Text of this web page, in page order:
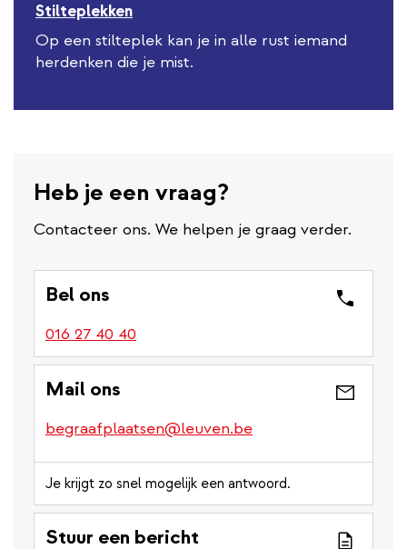
Stilteplekken
Op een stilteplek kan je in alle rust iemand
herdenken die je mist.
Heb je een vraag?
Contacteer ons. We helpen je graag verder.
Bel ons
016 27 40 40
Mail ons
begraafplaatsen@leuven.be
Je krijgt zo snel mogelijk een antwoord.
Stuur een bericht